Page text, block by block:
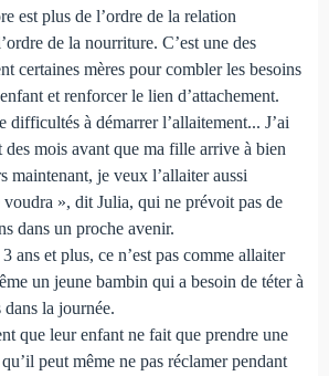
est plus de l’ordre de la relation
de la nourriture. C’est une des
certaines mères pour combler les besoins
et renforcer le lien d’attachement.
difficultés à démarrer l’allaitement... J’ai
mois avant que ma fille arrive à bien
maintenant, je veux l’allaiter aussi
voudra », dit Julia, qui ne prévoit pas de
dans un proche avenir.
ans et plus, ce n’est pas comme allaiter
un jeune bambin qui a besoin de téter à
la journée.
que leur enfant ne fait que prendre une
peut même ne pas réclamer pendant